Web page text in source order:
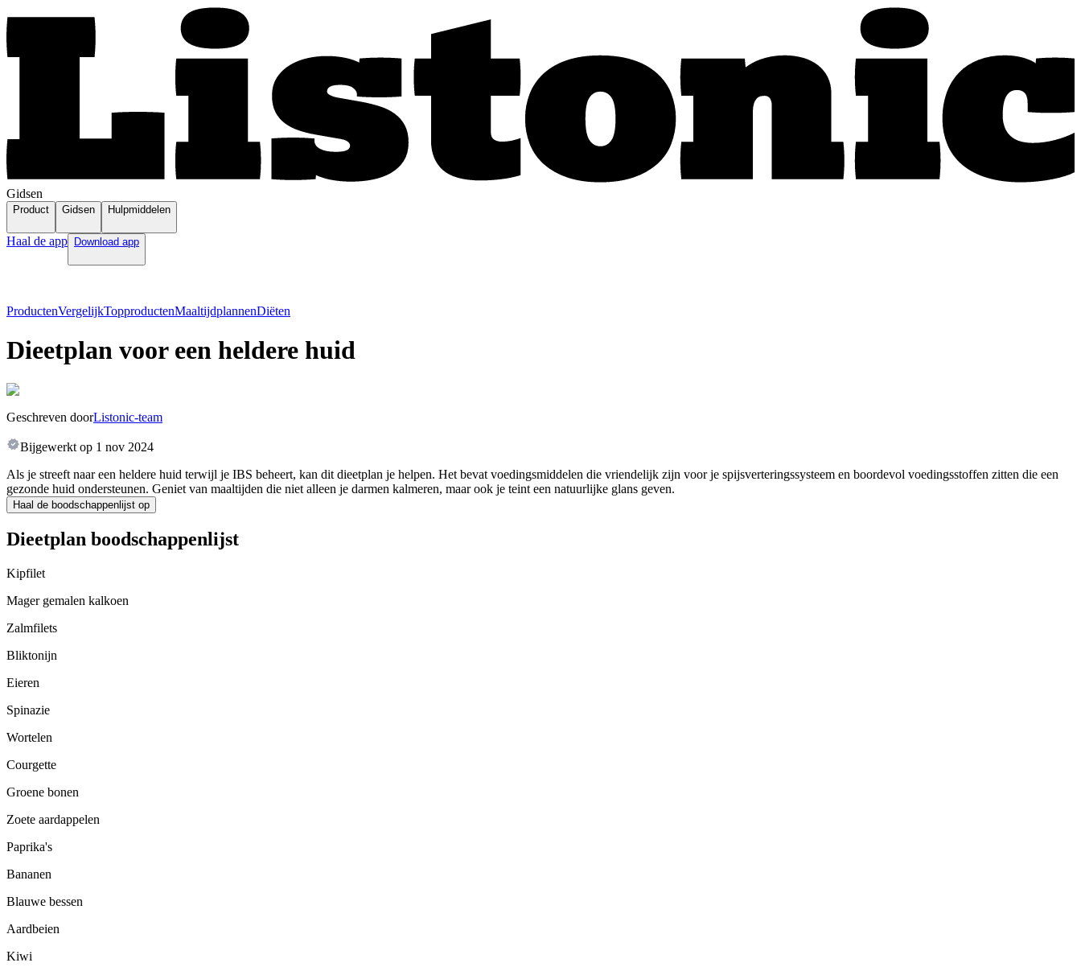
Gidsen
Product Gidsen Hulpmiddelen
Haal de app Download app
ProductenVergelijkTopproductenMaaltijdplannenDiëten
Dieetplan voor een heldere huid
Geschreven doorListonic-team
Bijgewerkt op 1 nov 2024
Als je streeft naar een heldere huid terwijl je IBS beheert, kan dit dieetplan je helpen. Het bevat voedingsmiddelen die vriendelijk zijn voor je spijsverteringssysteem en boordevol voedingsstoffen zitten die een
gezonde huid ondersteunen. Geniet van maaltijden die niet alleen je darmen kalmeren, maar ook je teint een natuurlijke glans geven.
Haal de boodschappenlijst op
Dieetplan boodschappenlijst
Kipfilet
Mager gemalen kalkoen
Zalmfilets
Bliktonijn
Eieren
Spinazie
Wortelen
Courgette
Groene bonen
Zoete aardappelen
Paprika's
Bananen
Blauwe bessen
Aardbeien
Kiwi